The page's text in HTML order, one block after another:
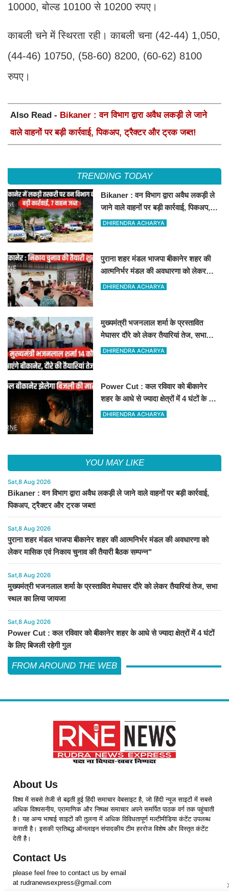
10000, बोल्ड 10100 से 10200 रुपए।
काबली चने में स्थिरता रही। काबली चना (42-44) 1,050,
(44-46) 10750, (58-60) 8200, (60-62) 8100
रुपए।
Also Read - Bikaner : वन विभाग द्वारा अवैध लकड़ी ले जाने
वाले वाहनों पर बड़ी कार्रवाई, पिकअप, ट्रैक्टर और ट्रक जब्त!
TRENDING TODAY
Bikaner : वन विभाग द्वारा अवैध लकड़ी ले
जाने वाले वाहनों पर बड़ी कार्रवाई, पिकअप,
ट्रैक्टर और ट्रक जब्त!
DHIRENDRA ACHARYA
पुराना शहर मंडल भाजपा बीकानेर शहर की
आत्मनिर्भर मंडल की अवधारणा को लेकर
मासिक एवं निकाय चुनाव की तैयारी बैठक
DHIRENDRA ACHARYA
मुख्यमंत्री भजनलाल शर्मा के प्रस्तावित
मेघासर दौरे को लेकर तैयारियां तेज, सभा
स्थल का लिया जायजा
DHIRENDRA ACHARYA
Power Cut : कल रविवार को बीकानेर
शहर के आधे से ज्यादा क्षेत्रों में 4 घंटों के लिए
बिजली रहेगी गुल
DHIRENDRA ACHARYA
YOU MAY LIKE
Sat,8 Aug 2026
Bikaner : वन विभाग द्वारा अवैध लकड़ी ले जाने वाले वाहनों पर बड़ी कार्रवाई,
पिकअप, ट्रैक्टर और ट्रक जब्त!
Sat,8 Aug 2026
पुराना शहर मंडल भाजपा बीकानेर शहर की आत्मनिर्भर मंडल की अवधारणा को
लेकर मासिक एवं निकाय चुनाव की तैयारी बैठक सम्पन्न"
Sat,8 Aug 2026
मुख्यमंत्री भजनलाल शर्मा के प्रस्तावित मेघासर दौरे को लेकर तैयारियां तेज, सभा
स्थल का लिया जायजा
Sat,8 Aug 2026
Power Cut : कल रविवार को बीकानेर शहर के आधे से ज्यादा क्षेत्रों में 4 घंटों
के लिए बिजली रहेगी गुल
FROM AROUND THE WEB
About Us
विश्व में सबसे तेजी से बढ़ती हुई हिंदी समाचार वेबसाइट है, जो हिंदी न्यूज साइटों में सबसे
अधिक विश्वसनीय, प्रामाणिक और निष्पक्ष समाचार अपने समर्पित पाठक वर्ग तक पहुंचाती
है। यह अन्य भाषाई साइटों की तुलना में अधिक विविधतापूर्ण मल्टीमीडिया कंटेंट उपलब्ध
कराती है। इसकी प्रतिबद्ध ऑनलाइन संपादकीय टीम हररोज विशेष और विस्तृत कंटेंट
देती है।
Contact Us
please feel free to contact us by email
at rudranewsexpress@gmail.com